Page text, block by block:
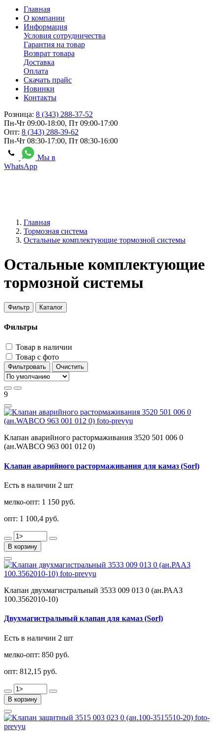
Главная
О компании
Информация
Условия сотрудничества
Гарантия на товар
Возврат товара
Доставка
Оплата
Скачать прайс
Новинки
Контакты
Розница: 8 (343) 288-37-52
Пн-Чт 09:00-18:00, Пт 09:00-17:00
Опт: 8 (343) 288-39-62
Пн-Чт 08:30-17:00, Пт 08:30-16:00
Мы в
WhatsApp
Главная
Тормозная система
Остальные комплектующие тормозной системы
Остальные комплектующие
тормозной системы
Фильтр Каталог
Фильтры
Товар в наличии
Товар с фото
Фильтровать Очистить
9
Клапан аварийного растормаживания 3520 501 006 0
(ан.WABCO 963 001 012 0)
Клапан аварийного растормаживания для камаз (Sorl)
Есть в наличии 2 шт
мелко-опт: 1 150 руб.
опт: 1 100,4 руб.
В корзину
Клапан двухмагистральный 3533 009 013 0 (ан.РААЗ
100.3562010-10)
Двухмагистральный клапан для камаз (Sorl)
Есть в наличии 2 шт
мелко-опт: 850 руб.
опт: 812,15 руб.
В корзину